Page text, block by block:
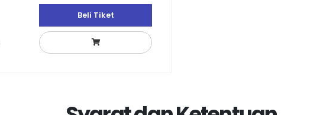
Beli Tiket